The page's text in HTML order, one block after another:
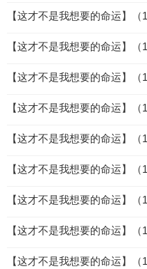
【这才不是我想要的命运】（
【这才不是我想要的命运】（
【这才不是我想要的命运】（
【这才不是我想要的命运】（
【这才不是我想要的命运】（
【这才不是我想要的命运】（
【这才不是我想要的命运】（
【这才不是我想要的命运】（
【这才不是我想要的命运】（